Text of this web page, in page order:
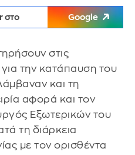
στο Google
στις
την κατάπαυση του
και τη
αφορά και τον
Εξωτερικών του
τη διάρκεια
με τον ορισθέντα